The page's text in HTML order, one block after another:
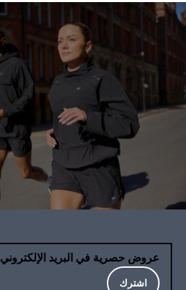
عروض حصرية في البريد الإلكتروني
اشترك